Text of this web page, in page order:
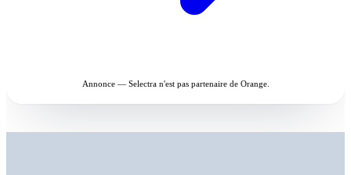
Annonce — Selectra n'est pas partenaire de Orange.